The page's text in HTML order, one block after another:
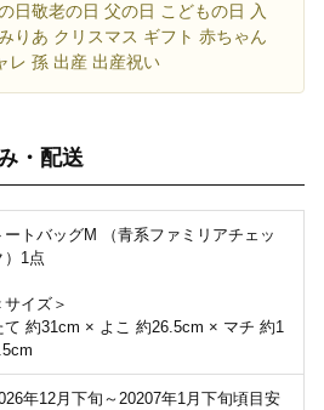
日敬老の日 父の日 こどもの日 入
りあ クリスマス ギフト 赤ちゃん
レ 孫 出産 出産祝い
・配送
ートバッグM （青系ファミリアチェッ
）1点
サイズ＞
て 約31cm × よこ 約26.5cm × マチ 約1
年12月下旬～20207年1月下旬頃目安